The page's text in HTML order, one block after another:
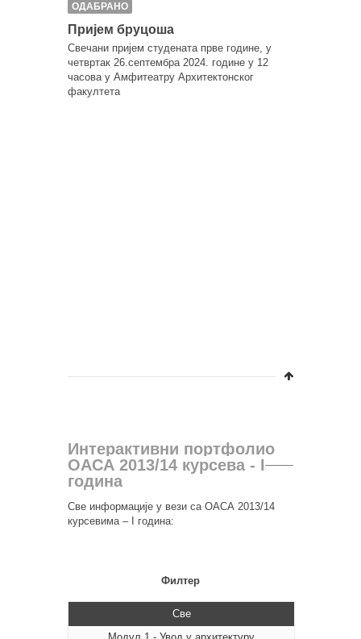
ОДАБРАНО
Пријем бруцоша
Свечани пријем студената прве године, у
четвртак 26.септембра 2024. године у 12
часова у Амфитеатру Архитектонског
факултета
Интерактивни портфолио
ОАСА 2013/14 курсева - I
година
Све информације у вези са ОАСА 2013/14
курсевима – I година:
Филтер
Све